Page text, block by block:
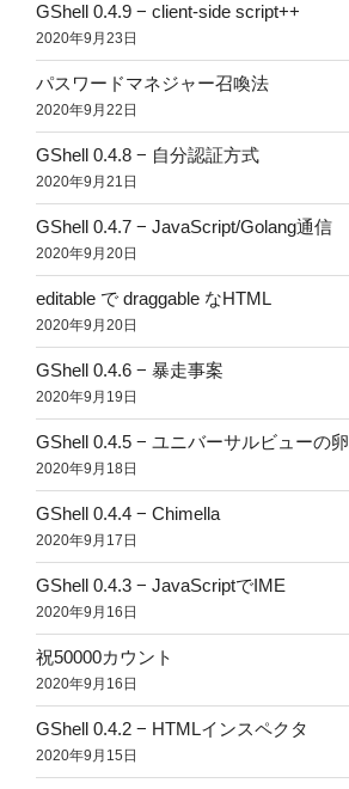
GShell 0.4.9 − client-side script++
2020年9月23日
パスワードマネジャー召喚法
2020年9月22日
GShell 0.4.8 − 自分認証方式
2020年9月21日
GShell 0.4.7 − JavaScript/Golang通信
2020年9月20日
editable で draggable なHTML
2020年9月20日
GShell 0.4.6 − 暴走事案
2020年9月19日
GShell 0.4.5 − ユニバーサルビューの卵
2020年9月18日
GShell 0.4.4 − Chimella
2020年9月17日
GShell 0.4.3 − JavaScriptでIME
2020年9月16日
祝50000カウント
2020年9月16日
GShell 0.4.2 − HTMLインスペクタ
2020年9月15日